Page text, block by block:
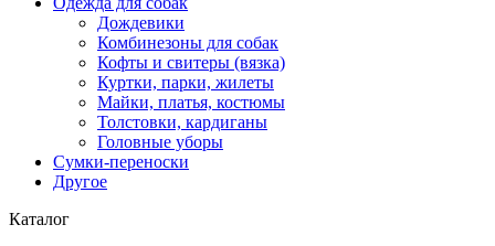
Дождевики
Комбинезоны для собак
Кофты и свитеры (вязка)
Куртки, парки, жилеты
Майки, платья, костюмы
Толстовки, кардиганы
Головные уборы
Сумки-переноски
Другое
Каталог